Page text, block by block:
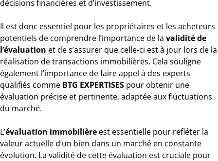
décisions financières et d’investissement.
Il est donc essentiel pour les propriétaires et les acheteurs
potentiels de comprendre l’importance de la validité de
l’évaluation et de s’assurer que celle-ci est à jour lors de la
réalisation de transactions immobilières. Cela souligne
également l’importance de faire appel à des experts
qualifiés comme BTG EXPERTISES pour obtenir une
évaluation précise et pertinente, adaptée aux fluctuations
du marché.
L’évaluation immobilière est essentielle pour refléter la
valeur actuelle d’un bien dans un marché en constante
évolution. La validité de cette évaluation est cruciale pour